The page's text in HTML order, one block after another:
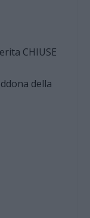
CHIUSE
della